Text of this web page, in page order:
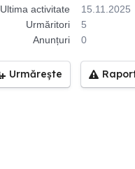
Ultima activitate
15.11.2025
Urmăritori
5
Anunțuri
0
Urmărește